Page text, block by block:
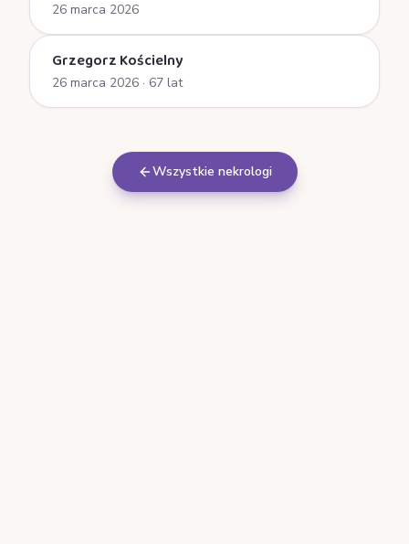
26 marca 2026
Grzegorz Kościelny
26 marca 2026 · 67 lat
Wszystkie nekrologi